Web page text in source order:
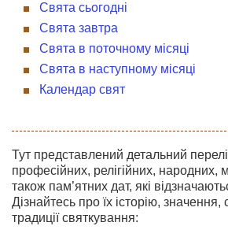
Свята сьогодні
Свята завтра
Свята в поточному місяці
Свята в наступному місяці
Календар свят
Тут представлений детальний
професійних, релігійних, народних,
також пам’ятних дат, які
Дізнайтесь про їх історію, значення,
традиції святкування: